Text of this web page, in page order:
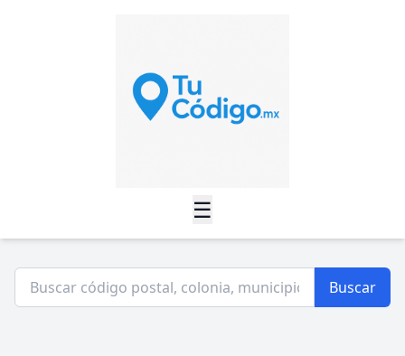
☰
Buscar